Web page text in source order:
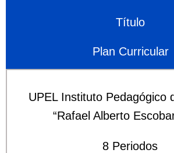
Título
Plan Curricular
UPEL Instituto Pedagógico
“Rafael Alberto
8 Periodos